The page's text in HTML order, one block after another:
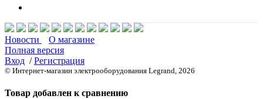
Новости
О магазине
Полная версия
Вход /Регистрация
© Интернет-магазин электрооборудования Legrand, 2026
Товар добавлен к сравнению